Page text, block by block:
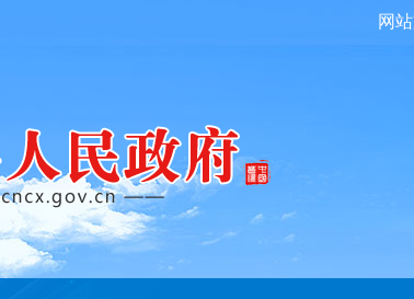
网